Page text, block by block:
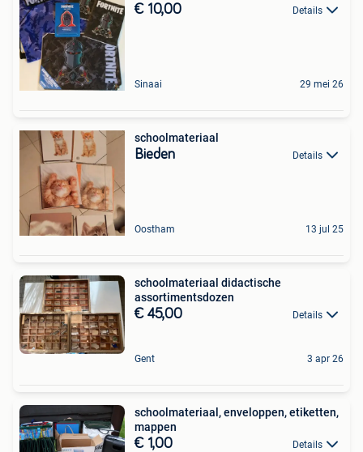
€ 10,00 Details
Sinaai 29 mei 26
schoolmateriaal
Bieden Details
Oostham 13 jul 25
schoolmateriaal didactische
assortimentsdozen
€ 45,00 Details
Gent 3 apr 26
schoolmateriaal, enveloppen, etiketten,
mappen
€ 1,00 Details